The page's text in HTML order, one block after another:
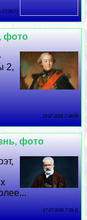
17:58:22
фото
2,
18 07 2026 7:34:56
фото
17 07 2026 7:28:11